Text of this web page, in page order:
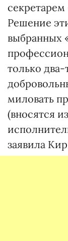
Решение
выбранных
только
миловать
(вносятся
заявила